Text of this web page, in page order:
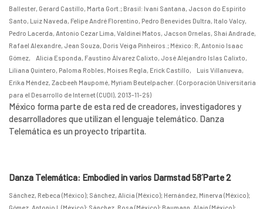
Ballester, Gerard Castillo, Marta Gort. ; Brasil: Ivani Santana, Jacson do Espírito
Santo, Luiz Naveda, Felipe André Florentino, Pedro Benevides Dultra, Italo Valcy,
Pedro Lacerda, Antonio Cezar Lima, Valdinei Matos, Jacson Ornelas, Shai Andrade,
Rafael Alexandre, Jean Souza, Doris Veiga Pinheiros. ; México: R, Antonio Isaac
Gómez, Alicia Esponda, Faustino Álvarez Calixto, José Alejandro Islas Calixto,
Liliana Quintero, Paloma Robles, Moises Regla, Erick Castillo, Luis Villanueva,
Erika Méndez, Zacbeeh Maupomé, Myriam Beutelpacher. (Corporación Universitaria
para el Desarrollo de Internet (CUDI), 2013-11-29)
México forma parte de esta red de creadores, investigadores y
desarrolladores que utilizan el lenguaje telemático. Danza
Telemática es un proyecto tripartita.
Danza Telemática: Embodied in varios Darmstad 58´Parte 2
Sánchez, Rebeca (México); Sánchez, Alicia (México); Hernández, Minerva (México);